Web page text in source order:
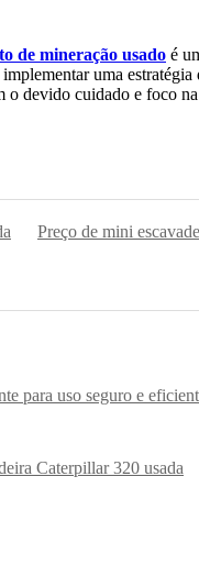
de mineração usado é
uma
devido cuidado e foco
Preço de mini
para uso seguro e
Caterpillar 320 usada